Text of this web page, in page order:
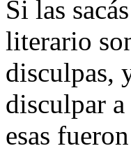
Si las
literario
disculpas,
disculpar
esas